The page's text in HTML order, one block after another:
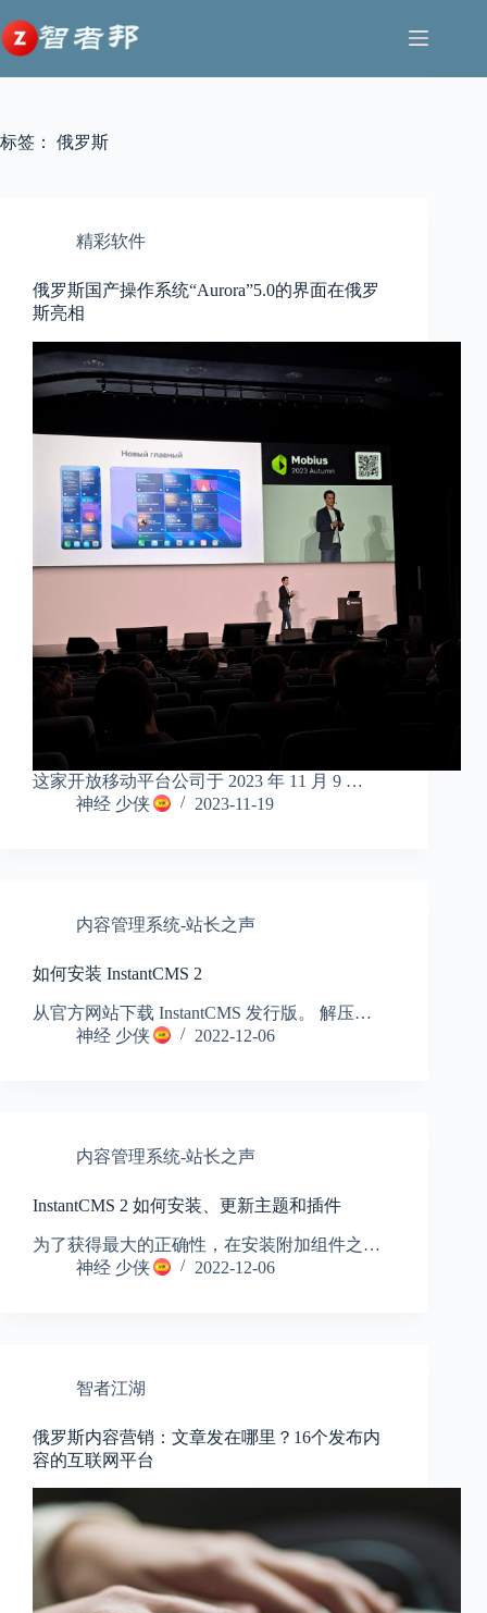
至
内
容
标签： 俄罗斯
精彩软件
俄罗斯国产操作系统“Aurora”5.0的界面在俄罗
斯亮相
这家开放移动平台公司于 2023 年 11 月 9 …
神经 少侠
2023-11-19
内容管理系统-站长之声
如何安装 InstantCMS 2
从官方网站下载 InstantCMS 发行版。 解压…
神经 少侠
2022-12-06
内容管理系统-站长之声
InstantCMS 2 如何安装、更新主题和插件
为了获得最大的正确性，在安装附加组件之…
神经 少侠
2022-12-06
智者江湖
俄罗斯内容营销：文章发在哪里？16个发布内
容的互联网平台